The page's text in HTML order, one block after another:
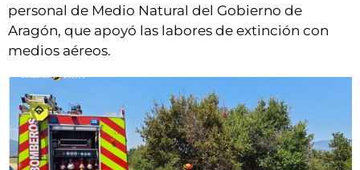
personal de Medio Natural del Gobierno de
Aragón, que apoyó las labores de extinción con
medios aéreos.